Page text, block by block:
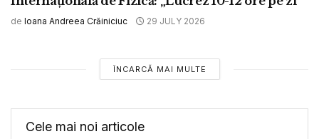
de Ioana Andreea Crăiniciuc 29 JULY 2026
ÎNCARCĂ MAI MULTE
Cele mai noi articole